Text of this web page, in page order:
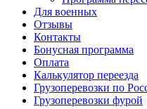
Для военных
Отзывы
Контакты
Бонусная программа
Оплата
Калькулятор переезда
Грузоперевозки по
Грузоперевозки фурой